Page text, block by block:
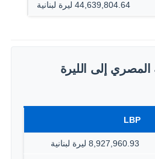
44,639,804.64 ليرة لبنانية
المصري إلى الليرة
LBP
8,927,960.93 ليرة لبنانية